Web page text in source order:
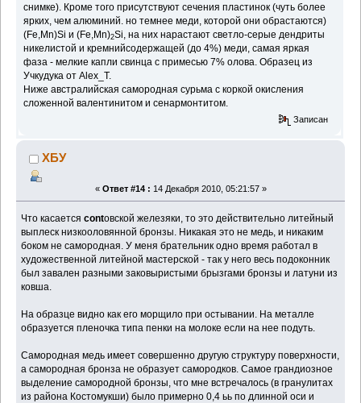
снимке). Кроме того присутствуют сечения пластинок (чуть более
ярких, чем алюминий. но темнее меди, которой они обрастаются)
(Fe,Mn)Si и (Fe,Mn)2Si, на них нарастают светло-серые дендриты
никелистой и кремнийсодержащей (до 4%) меди, самая яркая
фаза - мелкие капли свинца с примесью 7% олова. Образец из
Учкудука от Alex_T.
Ниже австралийская самородная сурьма с коркой окисления
сложенной валентинитом и сенармонтитом.
Записан
ХБУ
« Ответ #14 : 14 Декабря 2010, 05:21:57 »
Что касаетсяcontовской железяки, то это действительно литейный
выплеск низкооловянной бронзы. Никакая это не медь, и никаким
боком не самородная. У меня брательник одно время работал в
художественной литейной мастерской - так у него весь подоконник
был завален разными заковыристыми брызгами бронзы и латуни из
ковша.
На образце видно как его морщило при остывании. На металле
образуется пленочка типа пенки на молоке если на нее подуть.
Самородная медь имеет совершенно другую структуру поверхности,
а самородная бронза не образует самородков. Самое грандиозное
выделение самородной бронзы, что мне встречалось (в гранулитах
из района Костомукши) было примерно 0,4 ьь по длинной оси и